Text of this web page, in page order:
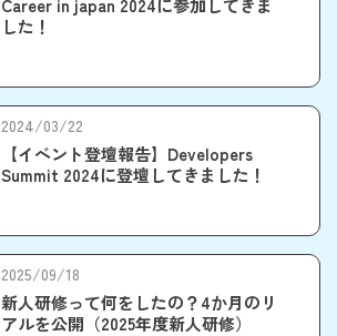
Career in japan 2024に参加してきま
した！
2024/03/22
【イベント登壇報告】Developers
Summit 2024に登壇してきました！
2025/09/18
新人研修って何をしたの？4か月のリ
アルを公開（2025年度新人研修）